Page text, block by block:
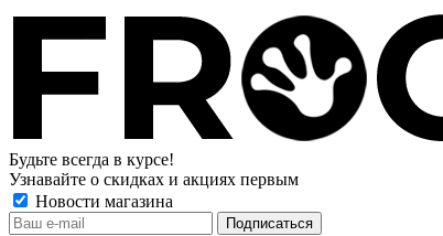
Будьте всегда в курсе!
Узнавайте о скидках и акциях первым
Новости магазина